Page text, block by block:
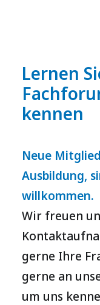
Lernen
kennen
Neue
Ausbildung,
willkommen.
Wir freuen
gerne Ihre
gerne an
um uns